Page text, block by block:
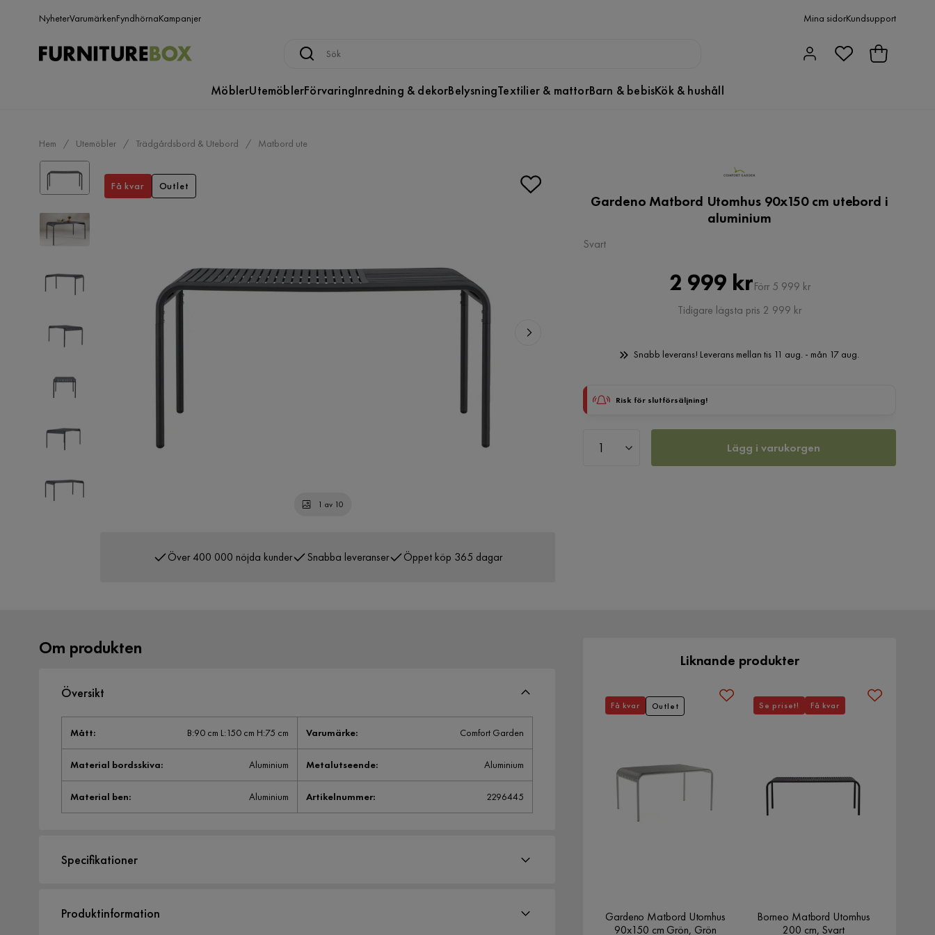
NyheterVarumärkenFyndhörnaKampanjer Mina sidorKundsupport
MöblerUtemöblerFörvaringInredning & dekorBelysningTextilier & mattorBarn & bebisKök & hushåll
Hem Utemöbler Trädgårdsbord & Utebord Matbord ute
Få kvar Outlet
1 av 10
Över 400 000 nöjda kunder Snabba leveranser Öppet köp 365 dagar
Gardeno Matbord Utomhus 90x150 cm utebord i
aluminium
Svart
Pris
2 999 krOriginal
Pris
Förr 5 999 kr
Tidigare lägsta pris 2 999 kr
Snabb leverans! Leverans mellan tis 11 aug. - mån 17 aug.
Risk för slutförsäljning!
Lägg i varukorgen
Om produkten
Översikt
Mått: B:90 cm L:150 cm H:75 cm Varumärke: Comfort Garden
Material bordsskiva: Aluminium Metalutseende: Aluminium
Material ben: Aluminium Artikelnummer: 2296445
Specifikationer
Storlek
Produktinformation
Liknande produkter
Gardeno Matbord Utomhus
90x150 cm Grön, Grön
Få kvar Outlet
Borneo Matbord Utomhus
200 cm, Svart
Se priset! Få kvar